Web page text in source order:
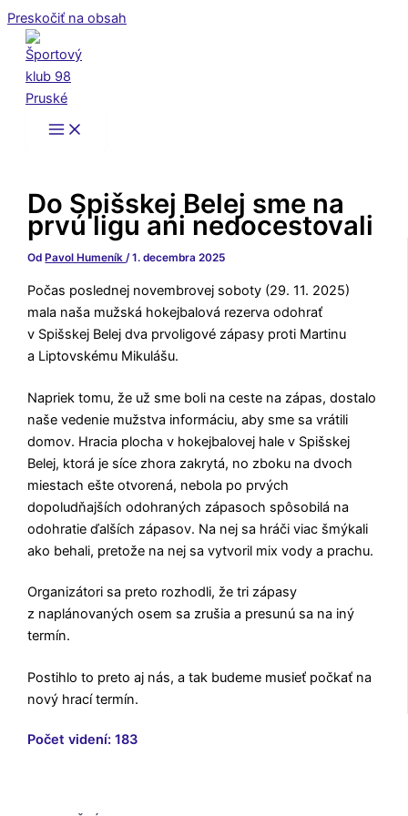
Preskočiť na obsah
Do Spišskej Belej sme na
prvú ligu ani nedocestovali
Od Pavol Humeník/1. decembra 2025
Počas poslednej novembrovej soboty (29. 11. 2025)
mala naša mužská hokejbalová rezerva odohrať
v Spišskej Belej dva prvoligové zápasy proti Martinu
a Liptovskému Mikulášu.
Napriek tomu, že už sme boli na ceste na zápas, dostalo
naše vedenie mužstva informáciu, aby sme sa vrátili
domov. Hracia plocha v hokejbalovej hale v Spišskej
Belej, ktorá je síce zhora zakrytá, no zboku na dvoch
miestach ešte otvorená, nebola po prvých
dopoludňajších odohraných zápasoch spôsobilá na
odohratie ďalších zápasov. Na nej sa hráči viac šmýkali
ako behali, pretože na nej sa vytvoril mix vody a prachu.
Organizátori sa preto rozhodli, že tri zápasy
z naplánovaných osem sa zrušia a presunú sa na iný
termín.
Postihlo to preto aj nás, a tak budeme musieť počkať na
nový hrací termín.
Počet videní: 183